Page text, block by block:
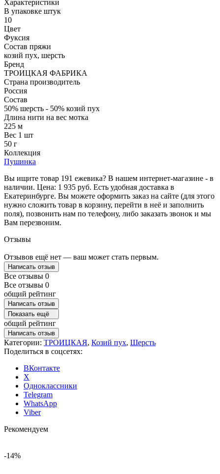
Характеристики
В упаковке штук
10
Цвет
Фуксия
Состав пряжи
козий пух, шерсть
Бренд
ТРОИЦКАЯ ФАБРИКА
Страна производитель
Россия
Состав
50% шерсть - 50% козий пух
Длина нити на вес мотка
225 м
Вес 1 шт
50 г
Коллекция
Пушинка
Вы ищите товар 191 ежевика? В нашем интернет-магазине - в
наличии. Цена: 1 935 руб. Есть удобная доставка в
Екатеринбурге. Вы можете оформить заказ на сайте (для этого
нужно сложить товар в корзину, перейти в неё и заполнить
поля), позвонить нам по телефону, либо заказать звонок и мы
Вам перезвоним.
Отзывы
Отзывов ещё нет — ваш может стать первым.
Написать отзыв
Все отзывы 0
Все отзывы 0
общий рейтинг
Написать отзыв
Показать ещё
общий рейтинг
Написать отзыв
Категории: ТРОИЦКАЯ, Козий пух, Шерсть
Поделиться в соцсетях:
ВКонтакте
X
Одноклассники
Telegram
WhatsApp
Viber
Рекомендуем
-14%